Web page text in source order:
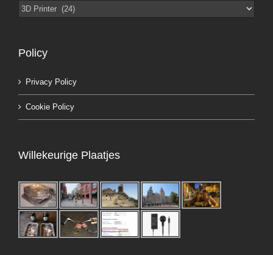
Categorieën
Policy
Privacy Policy
Cookie Policy
Willekeurige Plaatjes